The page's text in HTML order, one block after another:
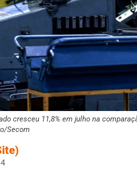
cresceu 11,8% em julho na
Secom